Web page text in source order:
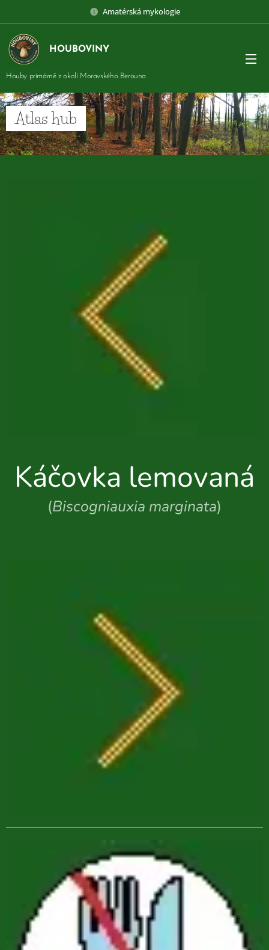
Amatérská mykologie
HOUBOVINY
Houby primárně z okolí Moravského Berouna
Atlas hub
Káčovka lemovaná
(Biscogniauxia marginata)